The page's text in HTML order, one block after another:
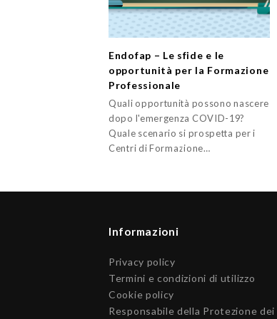
Endofap – Le sfide e le
opportunità per la Formazione
Professionale
Quali opportunità possono nascere
dopo l'emergenza COVID-19?
Quale scenario si prospetta per i
Centri di Formazione…
Informazioni
Privacy policy
Termini e condizioni di utilizzo
Cookie policy
Responsabile della Protezione